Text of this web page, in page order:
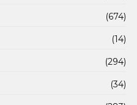
(674)
(14)
(294)
(34)